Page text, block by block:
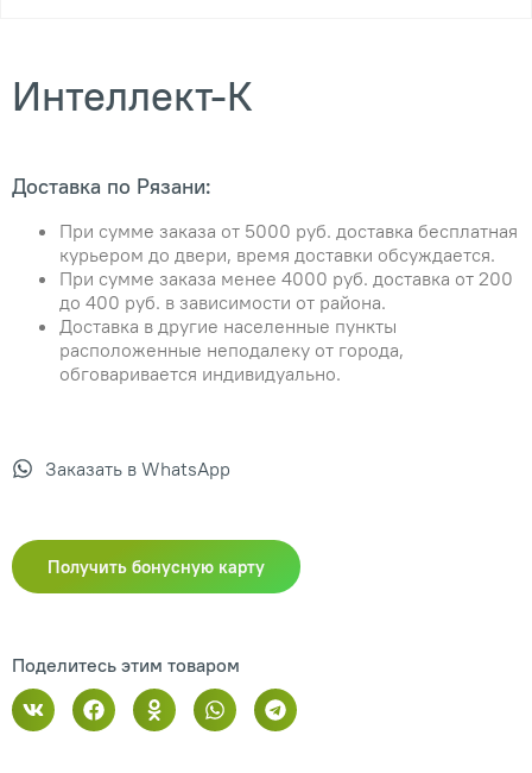
Интеллект-К
Доставка по Рязани:
При сумме заказа от 5000 руб. доставка бесплатная
курьером до двери, время доставки обсуждается.
При сумме заказа менее 4000 руб. доставка от 200
до 400 руб. в зависимости от района.
Доставка в другие населенные пункты
расположенные неподалеку от города,
обговаривается индивидуально.
Заказать в WhatsApp
Получить бонусную карту
Поделитесь этим товаром